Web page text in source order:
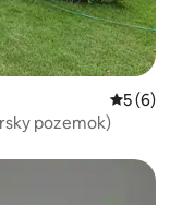
5 (6)
pozemok)